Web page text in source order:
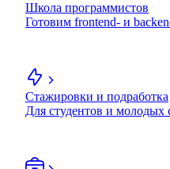
Школа программистов
Готовим frontend- и
Стажировки и подработка
Для студентов и молодых